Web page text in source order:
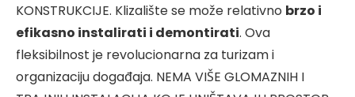
KONSTRUKCIJE. Klizalište se može relativno brzo i
efikasno instalirati i demontirati. Ova
fleksibilnost je revolucionarna za turizam i
organizaciju događaja. NEMA VIŠE GLOMAZNIH I